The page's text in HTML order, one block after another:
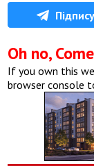
Oh no,
If you own this
browser console